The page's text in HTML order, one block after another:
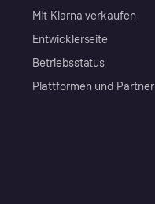
Mit Klarna verkaufen
Entwicklerseite
Betriebsstatus
Plattformen und Partner